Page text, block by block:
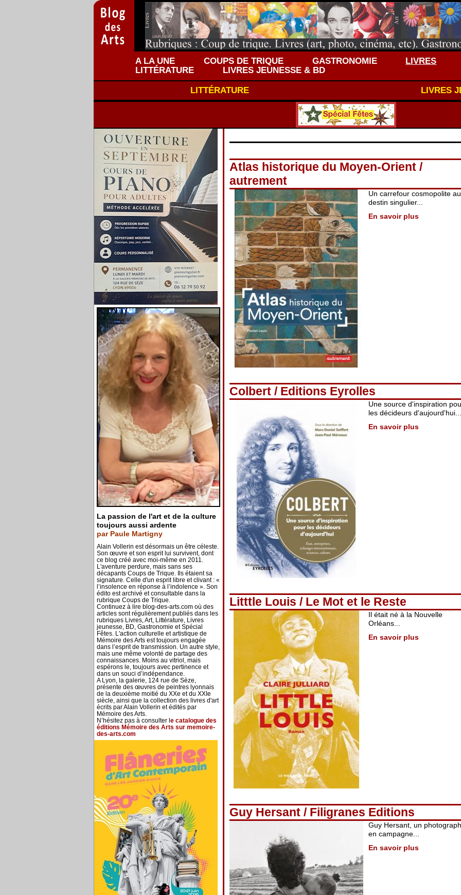
A LA UNE COUPS DE TRIQUE GASTRONOMIE
LIVRES
LITTÉRATURE
LIVRES JEUNESSE & BD
LITTÉRATURE
LIVRES
La passion de l'art et de la culture
toujours aussi ardente
par Paule Martigny
Alain Vollerin est désormais un être céleste.
Son œuvre et son esprit lui survivent, dont
ce blog créé avec moi-même en 2011.
L'aventure perdure, mais sans ses
décapants Coups de Trique. Ils étaient sa
signature. Celle d'un esprit libre et clivant : «
l’insolence en réponse à l’indolence ». Son
édito est archivé et consultable dans la
rubrique Coups de Trique.
Continuez à lire blog-des-arts.com où des
articles sont régulièrement publiés dans les
rubriques Livres, Art, Littérature, Livres
jeunesse, BD, Gastronomie et Spécial
Fêtes. L'action culturelle et artistique de
Mémoire des Arts est toujours engagée
dans l’esprit de transmission. Un autre style,
mais une même volonté de partage des
connaissances. Moins au vitriol, mais
espérons le, toujours avec pertinence et
dans un souci d’indépendance.
A Lyon, la galerie, 124 rue de Sèze,
présente des œuvres de peintres lyonnais
de la deuxième moitié du XXe et du XXIe
siècle, ainsi que la collection des livres d'art
écrits par Alain Vollerin et édités par
Mémoire des Arts.
N’hésitez pas à consulter l e catalogue des
éditions Mémoire des Arts sur memoire-
des-arts.com
Atlas historique du Moyen-Orient /
autrement
Un carrefour cosmopolite au
destin singulier...
En savoir plus
Colbert / Editions Eyrolles
Une source d'inspiration
les décideurs d'aujourd'hui...
En savoir plus
Litttle Louis / Le Mot et le Reste
Il était né à la Nouvelle
Orléans...
En savoir plus
Guy Hersant / Filigranes Editions
Guy Hersant, un
en campagne...
En savoir plus